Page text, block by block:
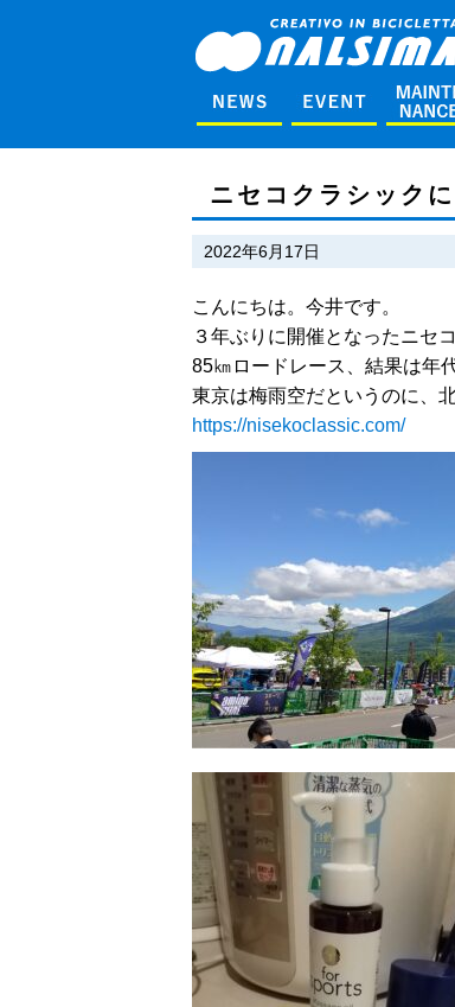
ニセコクラシック
2022年6月17日
こんにちは。今井です。
３年ぶりに開催となったニセ
85㎞ロードレース、結果は年
東京は梅雨空だというのに、
https://nisekoclassic.com/